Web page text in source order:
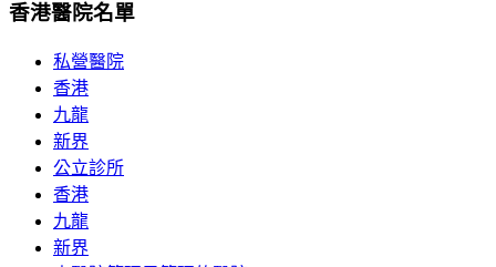
香港醫院名單
私營醫院
香港
九龍
新界
公立診所
香港
九龍
新界